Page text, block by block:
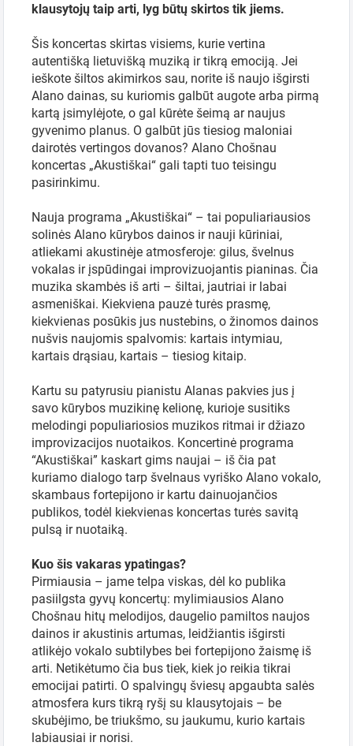
klausytojų taip arti, lyg būtų skirtos tik jiems.
Šis koncertas skirtas visiems, kurie vertina
autentišką lietuvišką muziką ir tikrą emociją. Jei
ieškote šiltos akimirkos sau, norite iš naujo išgirsti
Alano dainas, su kuriomis galbūt augote arba pirmą
kartą įsimylėjote, o gal kūrėte šeimą ar naujus
gyvenimo planus. O galbūt jūs tiesiog maloniai
dairotės vertingos dovanos? Alano Chošnau
koncertas „Akustiškai“ gali tapti tuo teisingu
pasirinkimu.
Nauja programa „Akustiškai“ – tai populiariausios
solinės Alano kūrybos dainos ir nauji kūriniai,
atliekami akustinėje atmosferoje: gilus, švelnus
vokalas ir įspūdingai improvizuojantis pianinas. Čia
muzika skambės iš arti – šiltai, jautriai ir labai
asmeniškai. Kiekviena pauzė turės prasmę,
kiekvienas posūkis jus nustebins, o žinomos dainos
nušvis naujomis spalvomis: kartais intymiau,
kartais drąsiau, kartais – tiesiog kitaip.
Kartu su patyrusiu pianistu Alanas pakvies jus į
savo kūrybos muzikinę kelionę, kurioje susitiks
melodingi populiariosios muzikos ritmai ir džiazo
improvizacijos nuotaikos. Koncertinė programa
“Akustiškai” kaskart gims naujai – iš čia pat
kuriamo dialogo tarp švelnaus vyriško Alano vokalo,
skambaus fortepijono ir kartu dainuojančios
publikos, todėl kiekvienas koncertas turės savitą
pulsą ir nuotaiką.
Kuo šis vakaras ypatingas?
Pirmiausia – jame telpa viskas, dėl ko publika
pasiilgsta gyvų koncertų: mylimiausios Alano
Chošnau hitų melodijos, daugelio pamiltos naujos
dainos ir akustinis artumas, leidžiantis išgirsti
atlikėjo vokalo subtilybes bei fortepijono žaismę iš
arti. Netikėtumo čia bus tiek, kiek jo reikia tikrai
emocijai patirti. O spalvingų šviesų apgaubta salės
atmosfera kurs tikrą ryšį su klausytojais – be
skubėjimo, be triukšmo, su jaukumu, kurio kartais
labiausiai ir norisi.